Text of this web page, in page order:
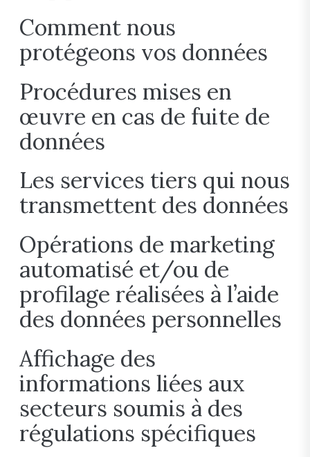
Comment nous
protégeons vos données
Procédures mises en
œuvre en cas de fuite de
données
Les services tiers qui nous
transmettent des données
Opérations de marketing
automatisé et/ou de
profilage réalisées à l’aide
des données personnelles
Affichage des
informations liées aux
secteurs soumis à des
régulations spécifiques